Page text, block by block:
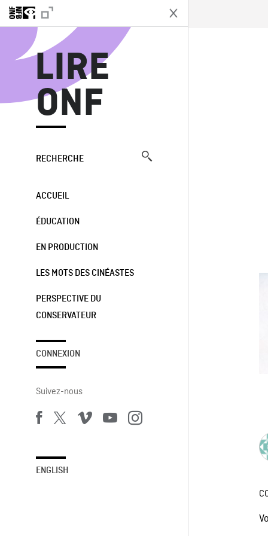
LIRE
ONF
RECHERCHE
ACCUEIL
ÉDUCATION
EN PRODUCTION
LES MOTS DES CINÉASTES
PERSPECTIVE DU
CONSERVATEUR
CONNEXION
Suivez-nous
ENGLISH